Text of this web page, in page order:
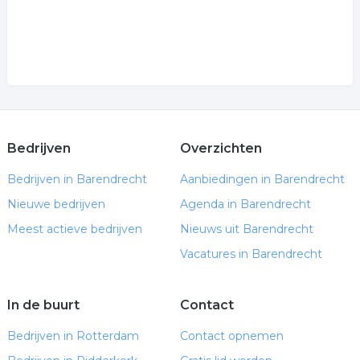
Bedrijven
Bedrijven in Barendrecht
Nieuwe bedrijven
Meest actieve bedrijven
Overzichten
Aanbiedingen in Barendrecht
Agenda in Barendrecht
Nieuws uit Barendrecht
Vacatures in Barendrecht
In de buurt
Bedrijven in Rotterdam
Contact
Contact opnemen